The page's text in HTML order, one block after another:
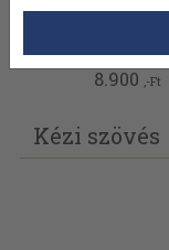
Vissza az előző
8.900 ,-Ft
Kézi szövés